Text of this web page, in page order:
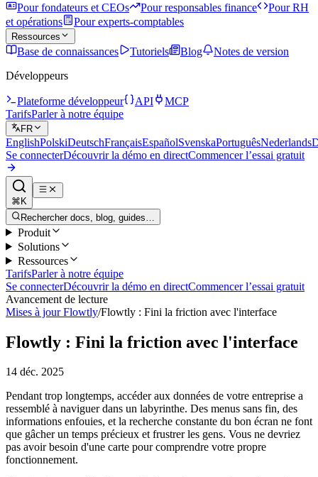
Pour fondateurs et CEOs Pour responsables finance
Pour RH
et opérations
Pour experts-comptables
Ressources
Base de connaissances Tutoriels Blog
Notes de version
Développeurs
Plateforme développeur API
MCP
TarifsParler à notre équipe
FR
EnglishPolskiDeutschFrançaisEspañolSvenskaPortuguêsNederlands
Se connecterDécouvrir la démo en directCommencer l’essai gratuit
⌘K
Rechercher docs, blog, guides…
Produit
Solutions
Ressources
TarifsParler à notre équipe
Se connecterDécouvrir la démo en directCommencer l’essai gratuit
Avancement de lecture
Mises à jour Flowtly/Flowtly : Fini la friction avec l'interface
Flowtly : Fini la friction avec l'interface
14 déc. 2025
Pendant trop longtemps, accéder aux données de votre entreprise a
ressemblé à naviguer dans un labyrinthe. Des menus sans fin, des
informations enfouies, et la recherche constante du bon écran ne font
que gâcher un temps précieux et frustrer les gens. Vous ne devriez
pas avoir besoin d'une carte pour comprendre votre propre
fonctionnement.